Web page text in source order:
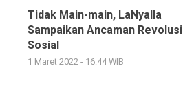
Tidak Main-main, LaNyalla
Sampaikan Ancaman Revolusi
Sosial
1 Maret 2022 - 16:44 WIB